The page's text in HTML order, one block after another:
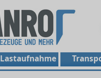
Lastaufnahme